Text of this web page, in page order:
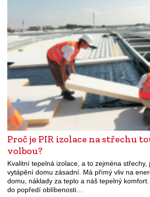
Proč je PIR izolace na střechu
volbou?
Kvalitní tepelná izolace, a to zejména střechy,
vytápění domu zásadní. Má přímý vliv na
domu, náklady za teplo a náš tepelný
do popředí oblíbenosti…